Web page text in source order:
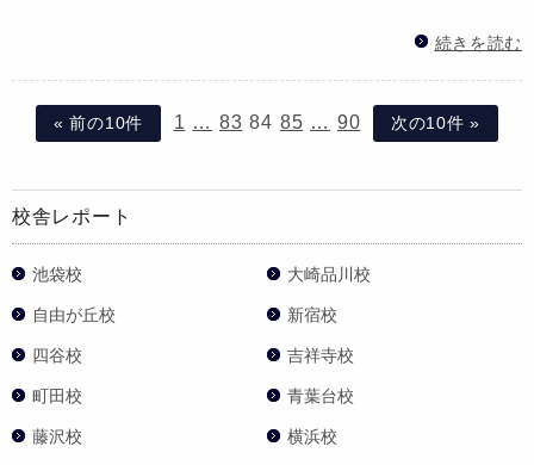
続きを読む
« 前の10件 1 … 83 84 85 … 90 次の10件 »
校舎レポート
池袋校 大崎品川校
自由が丘校 新宿校
四谷校 吉祥寺校
町田校 青葉台校
藤沢校 横浜校